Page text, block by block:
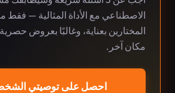
الاصطناعي مع الأداة المثالية — فقط
المختارين بعناية، وغالبًا بعروض
مكان آخر.
احصل على توصيتي